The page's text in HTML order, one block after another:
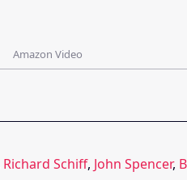
Amazon Video
Richard Schiff, John Spencer,